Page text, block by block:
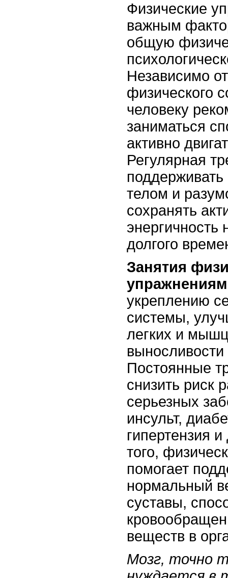
Физические
важным
общую
Независимо
физического
человеку
заниматься
активно
Регулярная
телом и
сохранять
энергичность
долгого
Занятия
укреплению
системы,
легких и
выносливости
Постоянные
снизить риск
серьезных
инсульт,
гипертензия
того,
помогает
нормальный
суставы,
веществ в
Мозг, точно